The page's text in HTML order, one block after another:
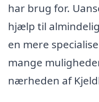
har brug for.
hjælp til
en mere
mange
nærheden af